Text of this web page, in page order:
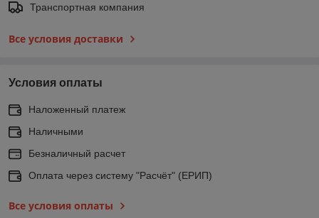
Транспортная компания
Все условия доставки
Условия оплаты
Наложенный платеж
Наличными
Безналичный расчет
Оплата через систему "Расчёт" (ЕРИП)
Все условия оплаты